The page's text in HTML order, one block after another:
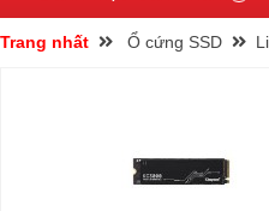
Trang nhất Ổ cứng SSD